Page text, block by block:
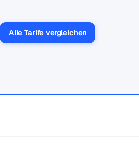
Alle Tarife vergleichen